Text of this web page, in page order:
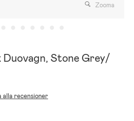
Zooma
Duovagn, Stone Grey/
alla recensioner